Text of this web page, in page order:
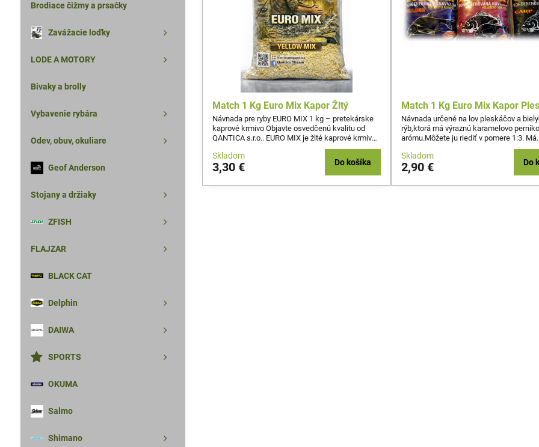
Match 1 Kg Euro Mix Kapor Žltý
Návnada pre ryby EURO MIX 1 kg – pretekárske
kaprové krmivo Objavte osvedčenú kvalitu od
QANTICA s.r.o.. EURO MIX je žlté kaprové krmivo
s výraznou arómou, vyvinuté na základe
dlhoročných skúseností zo súťaží LRU. Ide o
klasickú, rokmi overenú sériu najkvalitnejších
pretekárskych návnad, ktorá ponúka spoľahlivý
výkon pri rekreačnom aj športovom love.
Skladom
3,30 € Do košíka
Match 1 Kg Euro Mix Kapor
Návnada určené na lov pleskáčov a
rýb,ktorá má výraznú karamelovo
arómu.Môžete ju riediť v pomere 1:3. Má
jemnejšiu štruktúru a perfektne sa hodí
method feedrom, alebo na plávanú. Toto
ďalšia vnadiaca zmes. EURO-MIX
Pleskáč je presne vyladené krmivo pre
ktorí nechcú nechať nič na náhodu.
Skladom
2,90 € Do
Brodiace čižmy a prsačky
Zavážacie loďky
LODE A MOTORY
Bivaky a brolly
Vybavenie rybára
Odev, obuv, okuliare
Geof Anderson
Stojany a držiaky
ZFISH
FLAJZAR
BLACK CAT
Delphin
DAIWA
SPORTS
OKUMA
Salmo
Shimano